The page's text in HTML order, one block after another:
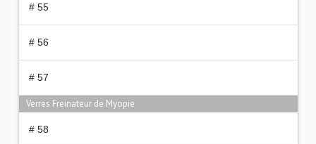
# 55
# 56
# 57
Verres Freinateur de Myopie
# 58